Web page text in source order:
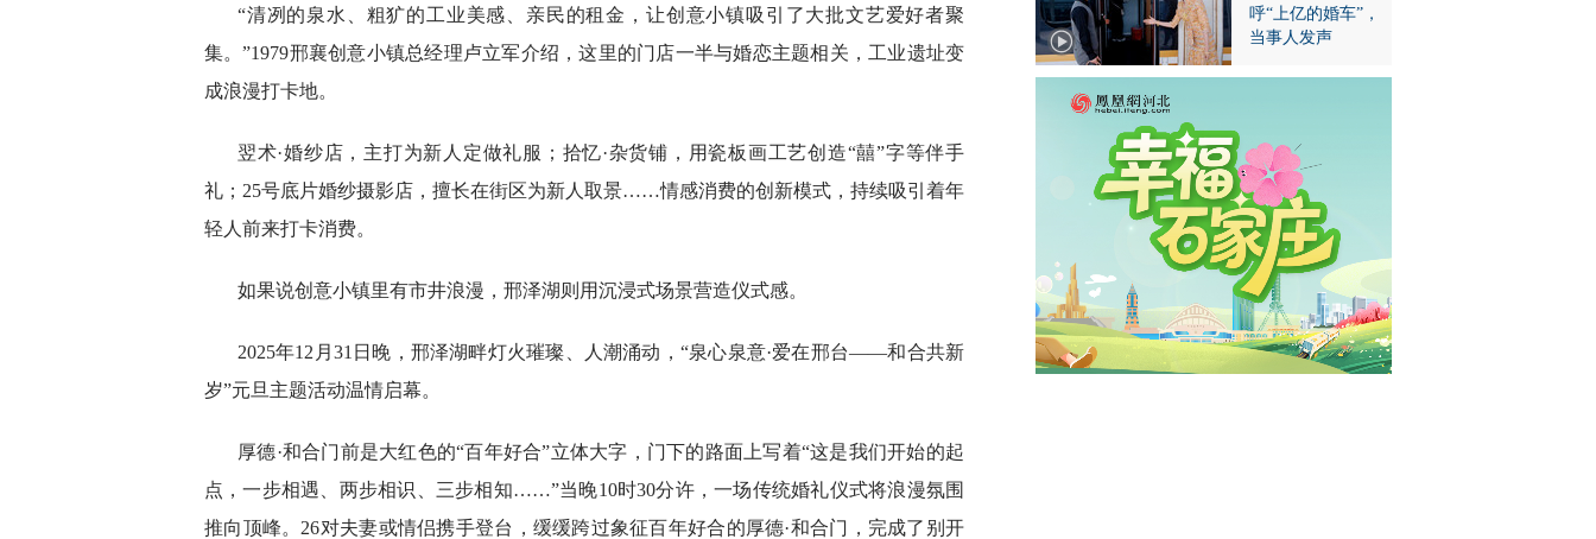
“清冽的泉水、粗犷的工业美感、亲民的租金，让创意小镇吸引了大批文艺爱好者聚
集。”1979邢襄创意小镇总经理卢立军介绍，这里的门店一半与婚恋主题相关，工业遗址变
成浪漫打卡地。
翌术·婚纱店，主打为新人定做礼服；拾忆·杂货铺，用瓷板画工艺创造“囍”字等伴手
礼；25号底片婚纱摄影店，擅长在街区为新人取景……情感消费的创新模式，持续吸引着年
轻人前来打卡消费。
如果说创意小镇里有市井浪漫，邢泽湖则用沉浸式场景营造仪式感。
2025年12月31日晚，邢泽湖畔灯火璀璨、人潮涌动，“泉心泉意·爱在邢台——和合共新
岁”元旦主题活动温情启幕。
厚德·和合门前是大红色的“百年好合”立体大字，门下的路面上写着“这是我们开始的起
点，一步相遇、两步相识、三步相知……”当晚10时30分许，一场传统婚礼仪式将浪漫氛围
推向顶峰。26对夫妻或情侣携手登台，缓缓跨过象征百年好合的厚德·和合门，完成了别开
呼“上亿的婚车”，
当事人发声